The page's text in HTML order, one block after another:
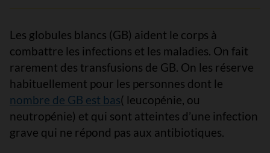
Les globules blancs (GB) aident le corps à
combattre les infections et les maladies. On fait
rarement des transfusions de GB. On les réserve
habituellement pour les personnes dont le
nombre de GB est bas( leucopénie, ou
neutropénie) et qui sont atteintes d’une infection
grave qui ne répond pas aux antibiotiques.